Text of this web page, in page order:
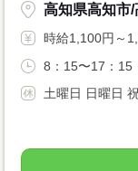
高知県高知市/
時給1,100円～
8：15〜17：15
土曜日 日曜日